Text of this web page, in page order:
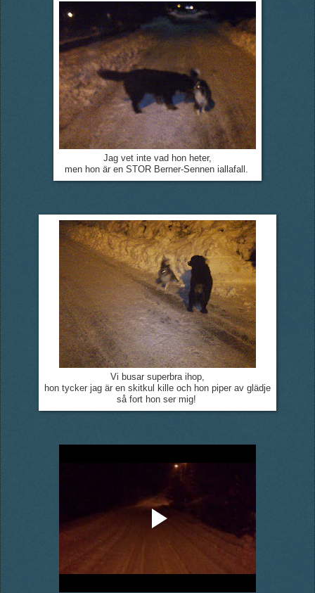
Jag vet inte vad hon heter,
men hon är en STOR Berner-Sennen iallafall.
Vi busar superbra ihop,
hon tycker jag är en skitkul kille och hon piper av glädje
så fort hon ser mig!